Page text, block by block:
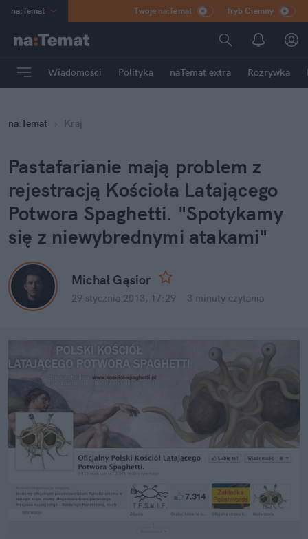
na:Temat
Poland
mama
Rozrywka
Twoje na:Temat Tryb Ciemny
Wiadomości Polityka naTemat extra Rozrywka
na:Temat Kraj
Pastafarianie mają problem z
rejestracją Kościoła Latającego
Potwora Spaghetti. "Spotykamy
się z niewybrednymi atakami"
Michał Gąsior
29 stycznia 2013, 17:29 3 minuty czytania